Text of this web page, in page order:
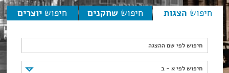
חיפוש הצגות חיפוש שחקנים חיפוש יוצרים
חיפוש לפי שם ההצגה
חיפוש לפי א - ב
חיפוש לפי א - ב